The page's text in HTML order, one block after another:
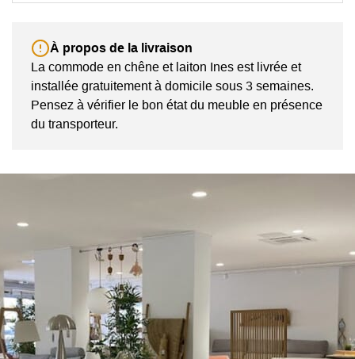
À propos de la livraison
La commode en chêne et laiton Ines est livrée et
installée gratuitement à domicile sous 3 semaines.
Pensez à vérifier le bon état du meuble en présence
du transporteur.